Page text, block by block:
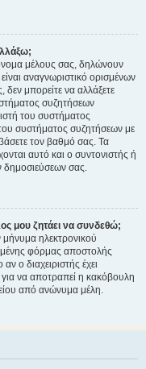
μέλους σας, δηλώνουν
αναγνωριστικό ορισμένων
δεν μπορείτε να αλλάξετε
συζητήσεων
του συστήματος
συστήματος συζητήσεων με
τον βαθμό σας. Τα
αυτό και ο συντονιστής ή
δημοσιεύσεων σας.
μου ζητάει να συνδεθώ;
ηλεκτρονικού
φόρμας αποστολής
ο διαχειριστής έχει
για να αποτραπεί η κακόβουλη
από ανώνυμα μέλη.